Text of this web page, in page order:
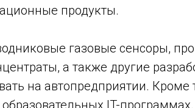
продукты.
газовые сенсоры,
а также другие
на автопредприятии. Кроме
IT-